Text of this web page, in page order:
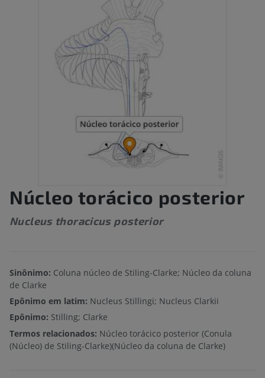
Núcleo torácico posterior
Nucleus thoracicus posterior
Sinônimo: Coluna núcleo de Stiling-Clarke; Núcleo da coluna
de Clarke
Epônimo em latim: Nucleus Stillingi; Nucleus Clarkii
Epônimo: Stilling; Clarke
Termos relacionados: Núcleo torácico posterior (Conula
(Núcleo) de Stiling-Clarke)(Núcleo da coluna de Clarke)